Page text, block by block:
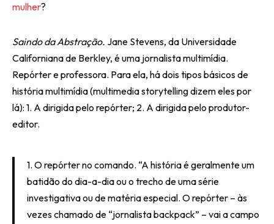
mulher?
Saindo da Abstração. Jane Stevens, da Universidade
Californiana de Berkley, é uma jornalista multimídia.
Repórter e professora. Para ela, há dois tipos básicos de
história multimídia (multimedia storytelling dizem eles por
lá): 1. A dirigida pelo repórter; 2. A dirigida pelo produtor-
editor.
1. O repórter no comando. “A história é geralmente um
batidão do dia-a-dia ou o trecho de uma série
investigativa ou de matéria especial. O repórter – às
vezes chamado de “jornalista backpack” – vai a campo